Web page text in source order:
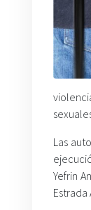
Las
Yefrin
Estrada